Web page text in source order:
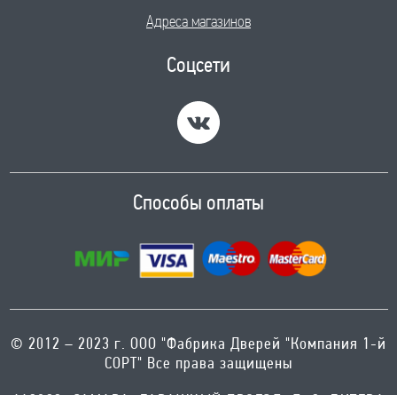
Адреса магазинов
Соцсети
Способы оплаты
© 2012 – 2023 г. ООО "Фабрика Дверей "Компания 1-й
СОРТ" Все права защищены